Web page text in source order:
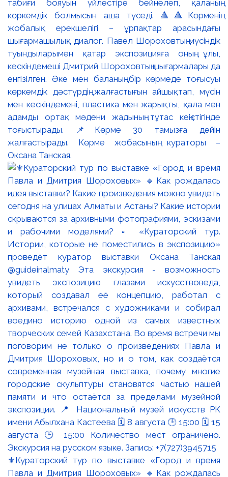
табиғи бояуын үйлестіре бейнелеп, қаланың
көркемдік болмысын аша түседі. 🔺🔺Көрменің
жобалық ерекшелігі – ұрпақтар арасындағы
шығармашылық диалог. Павел Шороховтың мүсіндік
туындыларымен қатар экспозицияға оның ұлы,
кескіндемеші Дмитрий Шороховтың шығармалары да
енгізілген. Әке мен баланың бір көрмеде тоғысуы
көркемдік дәстүрдің жалғастығын айшықтап, мүсін
мен кескіндемені, пластика мен жарықты, қала мен
адамды ортақ мәдени жадының тұтас кеңістігінде
тоғыстырады. 📌Көрме 30 тамызға дейін
жалғастырады. Көрме жобасының кураторы –
Оксана Танская.
⚜️Кураторский тур по выставке «Город и время
Павла и Дмитрия Шороховых» 🔹Как рождалась